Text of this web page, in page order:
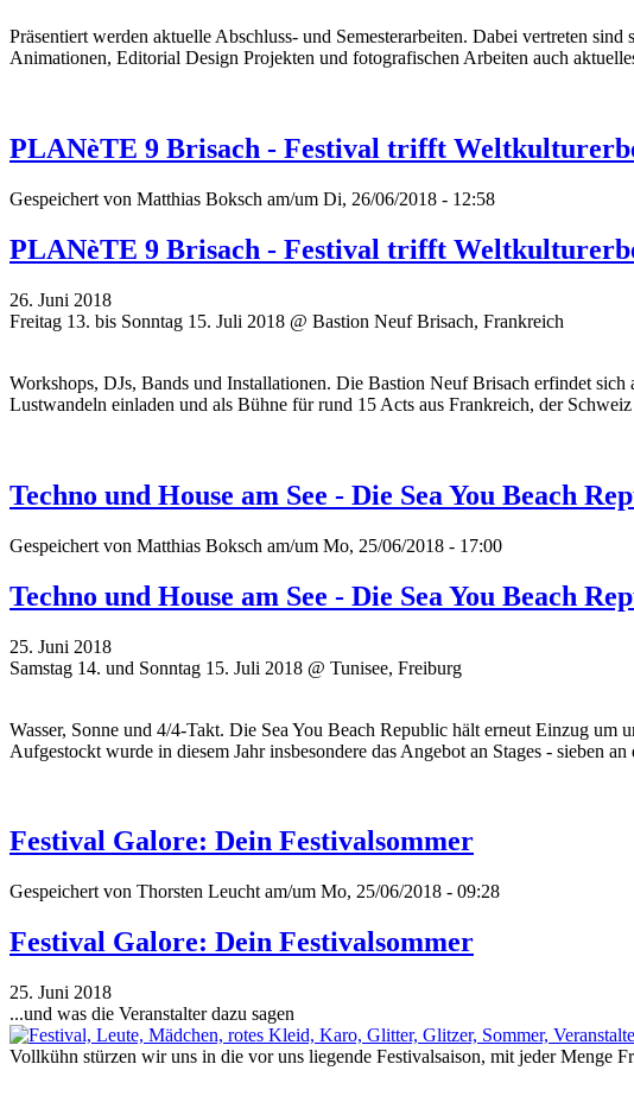
Präsentiert werden aktuelle Abschluss- und Semesterarbeiten. Dabei vertreten
Animationen, Editorial Design Projekten und fotografischen Arbeiten auch
PLANèTE 9 Brisach - Festival trifft
Gespeichert von Matthias Boksch am/um Di, 26/06/2018 - 12:58
PLANèTE 9 Brisach - Festival trifft
26. Juni 2018
Freitag 13. bis Sonntag 15. Juli 2018 @ Bastion Neuf Brisach, Frankreich
Workshops, DJs, Bands und Installationen. Die Bastion Neuf Brisach erfindet
Lustwandeln einladen und als Bühne für rund 15 Acts aus Frankreich, der
Techno und House am See - Die Sea You Beach
Gespeichert von Matthias Boksch am/um Mo, 25/06/2018 - 17:00
Techno und House am See - Die Sea You Beach
25. Juni 2018
Samstag 14. und Sonntag 15. Juli 2018 @ Tunisee, Freiburg
Wasser, Sonne und 4/4-Takt. Die Sea You Beach Republic hält erneut Einzug
Aufgestockt wurde in diesem Jahr insbesondere das Angebot an Stages - sieben
Festival Galore: Dein Festivalsommer
Gespeichert von Thorsten Leucht am/um Mo, 25/06/2018 - 09:28
Festival Galore: Dein Festivalsommer
25. Juni 2018
...und was die Veranstalter dazu sagen
Vollkühn stürzen wir uns in die vor uns liegende Festivalsaison, mit jeder